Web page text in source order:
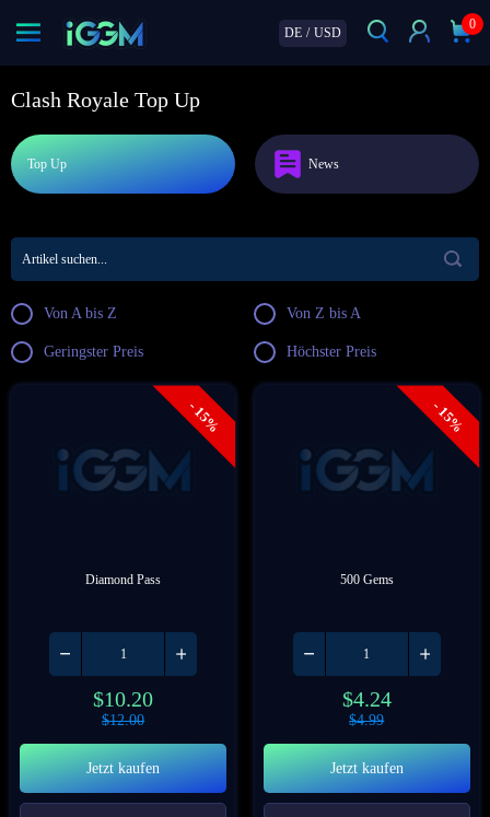
DE / USD
0
Clash Royale Top Up
Top Up News
Von A bis Z Von Z bis A
Geringster Preis Höchster Preis
- 15%
Diamond Pass
$10.20
$12.00
Jetzt kaufen
- 15%
500 Gems
$4.24
$4.99
Jetzt kaufen